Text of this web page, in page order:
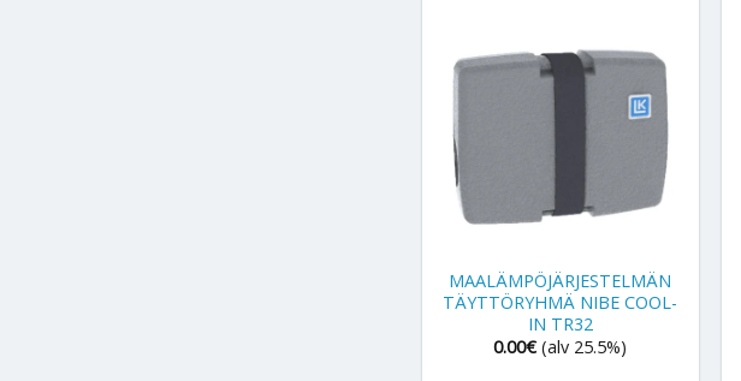
MAALÄMPÖJÄRJESTELMÄN
TÄYTTÖRYHMÄ NIBE COOL-
IN TR32
0.00€ (alv 25.5%)